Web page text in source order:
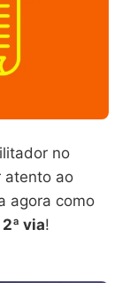
no
atento ao
agora como
via!